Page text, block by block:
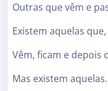
Outras que vêm e
Existem aquelas que,
Vêm, ficam e depois
Mas existem